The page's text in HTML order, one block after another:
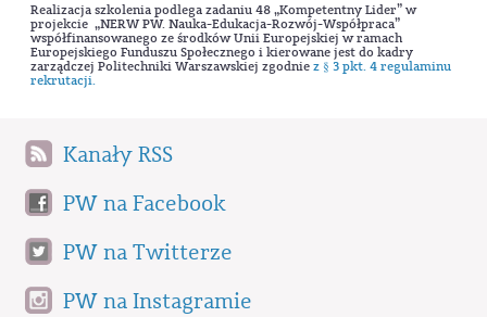
Realizacja szkolenia podlega zadaniu 48 „Kompetentny Lider” w
projekcie „NERW PW. Nauka-Edukacja-Rozwój-Współpraca”
współfinansowanego ze środków Unii Europejskiej w ramach
Europejskiego Funduszu Społecznego i kierowane jest do kadry
zarządczej Politechniki Warszawskiej zgodniez § 3 pkt. 4 regulaminu
rekrutacji.
Kanały RSS
PW na Facebook
PW na Twitterze
PW na Instagramie